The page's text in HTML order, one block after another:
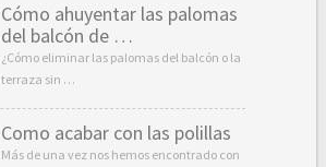
Cómo ahuyentar las palomas
del balcón de …
¿Cómo eliminar las palomas del balcón o la
terraza sin …
Como acabar con las polillas
Más de una vez nos hemos encontrado con